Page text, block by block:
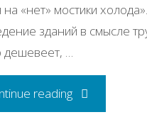
на «нет» мостики
зданий в смысле
дешевеет, …
reading"Бизнес-